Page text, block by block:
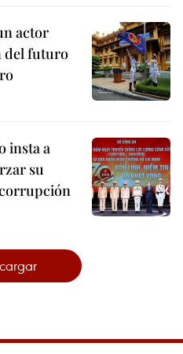
actor
del futuro
insta a
su